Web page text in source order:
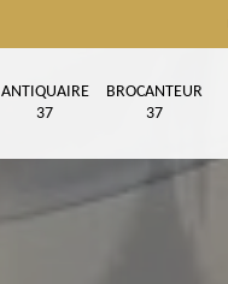
ANTIQUAIRE
37
BROCANTEUR
37